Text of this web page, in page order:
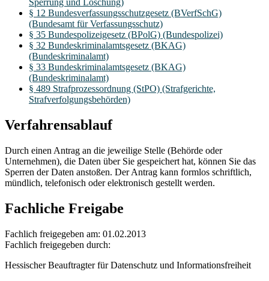
Sperrung und Löschung)
§ 12 Bundesverfassungsschutzgesetz (BVerfSchG)
(Bundesamt für Verfassungsschutz)
§ 35 Bundespolizeigesetz (BPolG) (Bundespolizei)
§ 32 Bundeskriminalamtsgesetz (BKAG)
(Bundeskriminalamt)
§ 33 Bundeskriminalamtsgesetz (BKAG)
(Bundeskriminalamt)
§ 489 Strafprozessordnung (StPO) (Strafgerichte,
Strafverfolgungsbehörden)
Verfahrensablauf
Durch einen Antrag an die jeweilige Stelle (Behörde oder
Unternehmen), die Daten über Sie gespeichert hat, können Sie das
Sperren der Daten anstoßen. Der Antrag kann formlos schriftlich,
mündlich, telefonisch oder elektronisch gestellt werden.
Fachliche Freigabe
Fachlich freigegeben am: 01.02.2013
Fachlich freigegeben durch:
Hessischer Beauftragter für Datenschutz und Informationsfreiheit